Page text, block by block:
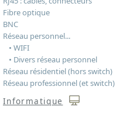
Fibre optique
BNC
Réseau personnel...
• WIFI
• Divers réseau personnel
Réseau résidentiel (hors switch)
Réseau professionnel (et switch)
Informatique